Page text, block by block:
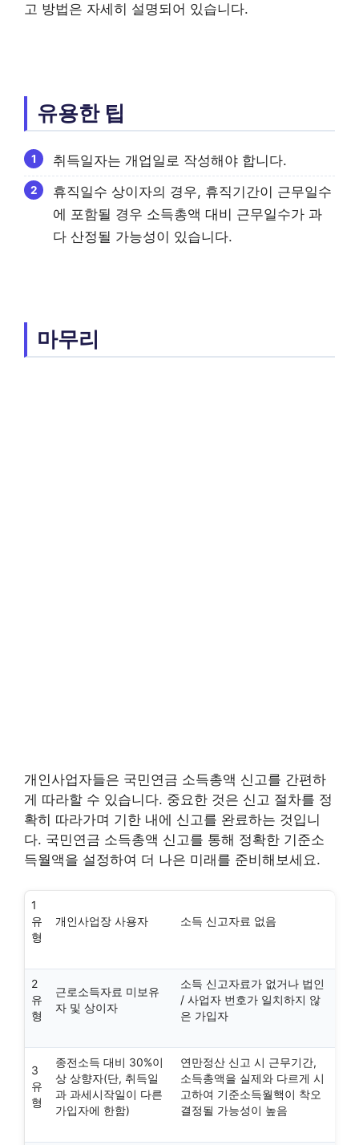
고 방법은 자세히 설명되어 있습니다.
유용한 팁
취득일자는 개업일로 작성해야 합니다.
휴직일수 상이자의 경우, 휴직기간이 근무일수
에 포함될 경우 소득총액 대비 근무일수가 과
다 산정될 가능성이 있습니다.
마무리
개인사업자들은 국민연금 소득총액 신고를 간편하
게 따라할 수 있습니다. 중요한 것은 신고 절차를 정
확히 따라가며 기한 내에 신고를 완료하는 것입니
다. 국민연금 소득총액 신고를 통해 정확한 기준소
득월액을 설정하여 더 나은 미래를 준비해보세요.
1
유
형
개인사업장 사용자 소득 신고자료 없음
2
유
형
근로소득자료 미보유
자 및 상이자
소득 신고자료가 없거나 법인
/ 사업자 번호가 일치하지 않
은 가입자
3
유
형
종전소득 대비 30%이
상 상향자(단, 취득일
과 과세시작일이 다른
가입자에 한함)
연만정산 신고 시 근무기간,
소득총액을 실제와 다르게 시
고하여 기준소득월핵이 착오
결정될 가능성이 높음